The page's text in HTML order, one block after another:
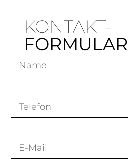
KONTAKT-
FORMULAR